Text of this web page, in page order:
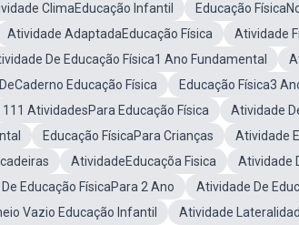
ClimaEducação Infantil
Educação
Atividade AdaptadaEducação Física
Atividade
De Educação Física1 Ano Fundamental
Educação Física
Educação Física3
111 AtividadesPara Educação Física Atividade
Educação FísicaPara Crianças
Atividade
AtividadeEducaçõa Fisica
Atividade
Educação FísicaPara 2 Ano
Atividade De
Vazio Educação Infantil
Atividade